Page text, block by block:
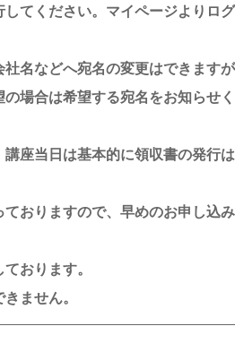
てください。マイページよりロ
名などへ宛名の変更はできます
場合は希望する宛名をお知らせく
座当日は基本的に領収書の発行
おりますので、早めのお申し込
おります。
ません。